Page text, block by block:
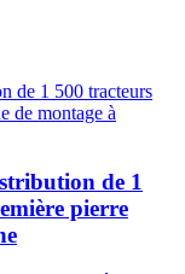
de 1
pierre